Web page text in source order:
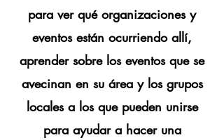
para ver qué organizaciones y
eventos están ocurriendo allí,
aprender sobre los eventos que se
avecinan en su área y los grupos
locales a los que pueden unirse
para ayudar a hacer una